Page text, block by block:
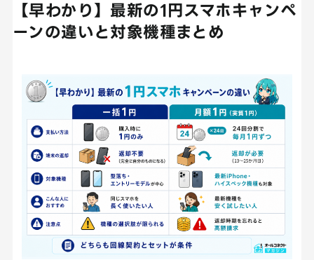
【早わかり】最新の1円スマホキャンペ
ーンの違いと対象機種まとめ